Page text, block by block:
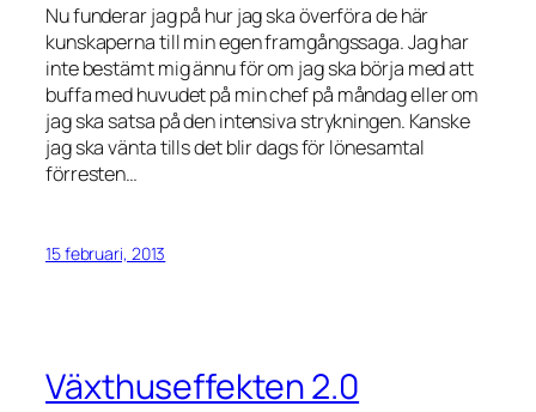
Nu funderar jag på hur jag ska överföra de här
kunskaperna till min egen framgångssaga. Jag har
inte bestämt mig ännu för om jag ska börja med att
buffa med huvudet på min chef på måndag eller om
jag ska satsa på den intensiva strykningen. Kanske
jag ska vänta tills det blir dags för lönesamtal
förresten…
15 februari, 2013
Växthuseffekten 2.0